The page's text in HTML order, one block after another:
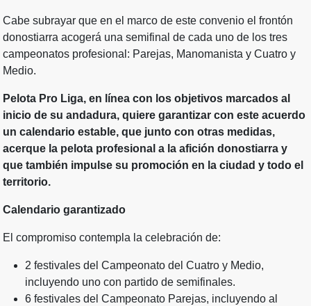
Cabe subrayar que en el marco de este convenio el frontón
donostiarra acogerá una semifinal de cada uno de los tres
campeonatos profesional: Parejas, Manomanista y Cuatro y
Medio.
Pelota Pro Liga, en línea con los objetivos marcados al
inicio de su andadura, quiere garantizar con este acuerdo
un calendario estable, que junto con otras medidas,
acerque la pelota profesional a la afición donostiarra y
que también impulse su promoción en la ciudad y todo el
territorio.
Calendario garantizado
El compromiso contempla la celebración de:
2 festivales del Campeonato del Cuatro y Medio,
incluyendo uno con partido de semifinales.
6 festivales del Campeonato Parejas, incluyendo al